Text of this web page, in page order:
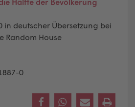
in deutscher Übersetzung bei
Random House
0